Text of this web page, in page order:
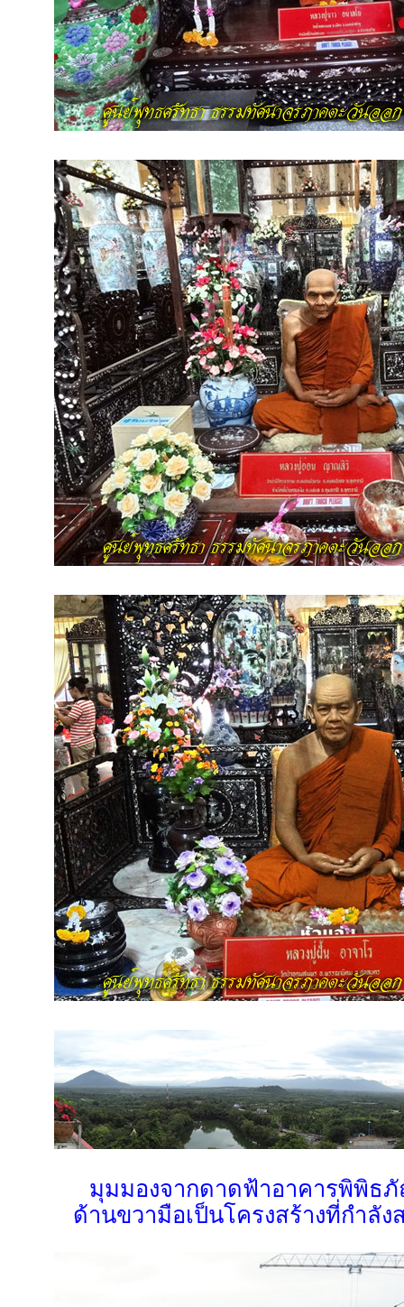
มุมมองจากดาดฟ้าอาคารพิพิธ
ด้านขวามือเป็นโครงสร้างที่กำลัง